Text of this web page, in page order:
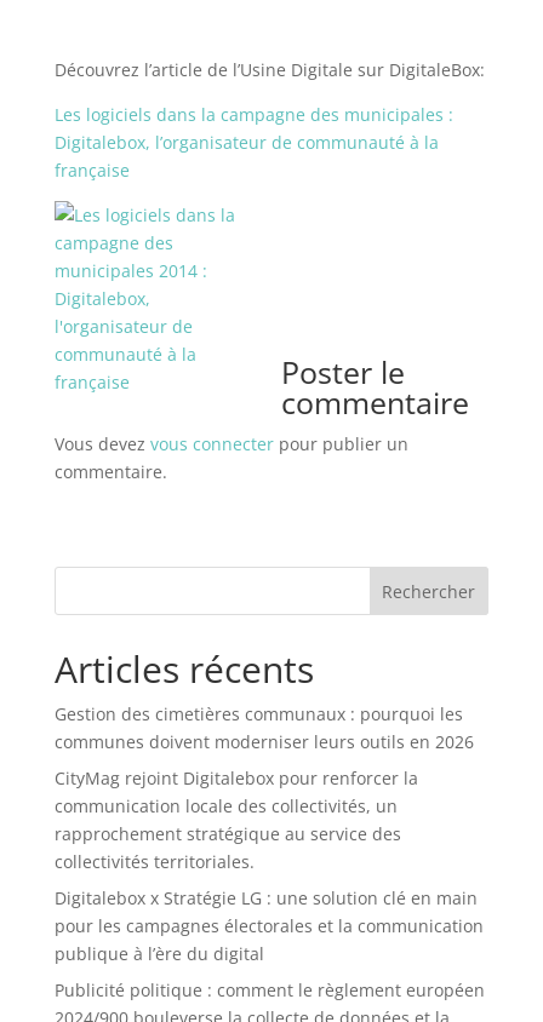
Découvrez l’article de l’Usine Digitale sur DigitaleBox:
Les logiciels dans la campagne des municipales :
Digitalebox, l’organisateur de communauté à la
française
Poster le
commentaire
Vous devez vous connecterpour publier un
commentaire.
Rechercher
Articles récents
Gestion des cimetières communaux : pourquoi les
communes doivent moderniser leurs outils en 2026
CityMag rejoint Digitalebox pour renforcer la
communication locale des collectivités, un
rapprochement stratégique au service des
collectivités territoriales.
Digitalebox x Stratégie LG : une solution clé en main
pour les campagnes électorales et la communication
publique à l’ère du digital
Publicité politique : comment le règlement européen